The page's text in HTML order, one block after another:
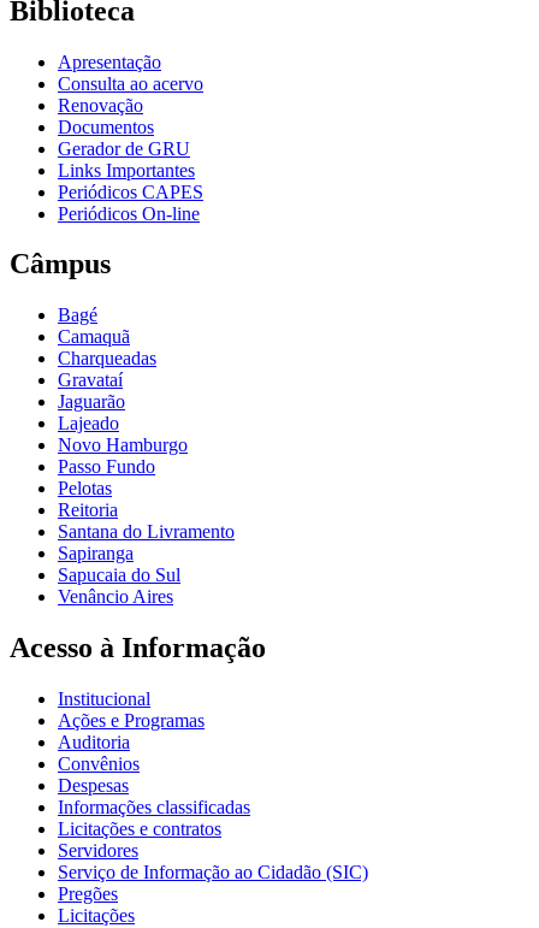
Biblioteca
Apresentação
Consulta ao acervo
Renovação
Documentos
Gerador de GRU
Links Importantes
Periódicos CAPES
Periódicos On-line
Câmpus
Bagé
Camaquã
Charqueadas
Gravataí
Jaguarão
Lajeado
Novo Hamburgo
Passo Fundo
Pelotas
Reitoria
Santana do Livramento
Sapiranga
Sapucaia do Sul
Venâncio Aires
Acesso à Informação
Institucional
Ações e Programas
Auditoria
Convênios
Despesas
Informações classificadas
Licitações e contratos
Servidores
Serviço de Informação ao Cidadão (SIC)
Pregões
Licitações